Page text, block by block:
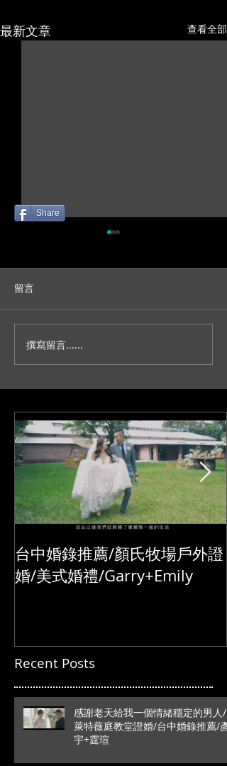
最新文章 查看全部
人生不就是一場冒險？/台
北新板希爾頓宴客/訂結儀
留言
撰寫留言......
Share
台中婚錄推薦/顏氏牧場戶外證
婚/美式婚禮/Garry+Emily
Recent Posts
感謝老天給我一個情緒穩定的男人/
萊特薇庭教堂證婚/台中婚錄推薦/彥
宇+霆瑄